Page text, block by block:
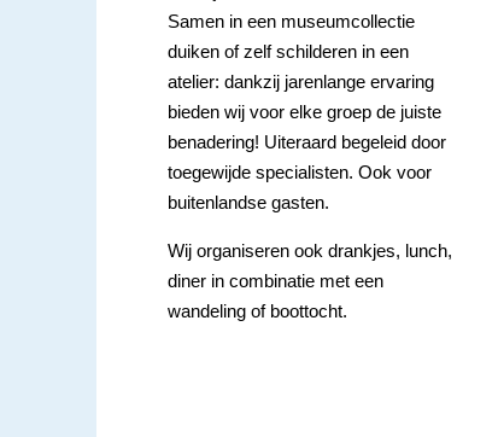
Samen in een museumcollectie
duiken of zelf schilderen in een
atelier: dankzij jarenlange ervaring
bieden wij voor elke groep de juiste
benadering! Uiteraard begeleid door
toegewijde specialisten. Ook voor
buitenlandse gasten.
Wij organiseren ook drankjes, lunch,
diner in combinatie met een
wandeling of boottocht.